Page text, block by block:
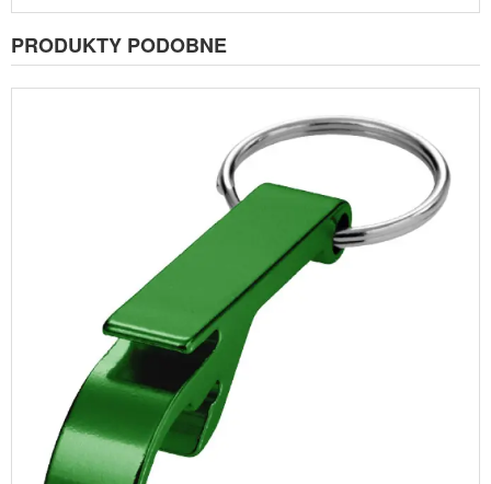
PRODUKTY PODOBNE